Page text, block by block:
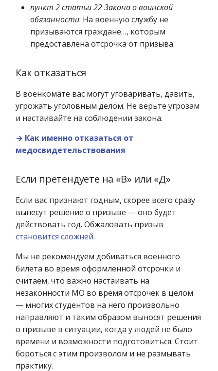
пункт 2 статьи 22 Закона о воинской
обязанности: На военную службу не
призываются граждане…, которым
предоставлена отсрочка от призыва.
Как отказаться
В военкомате вас могут уговаривать, давить,
угрожать уголовным делом. Не верьте угрозам
и настаивайте на соблюдении закона.
→ Как именно отказаться от
медосвидетельствования
Если претендуете на «В» или «Д»
Если вас признают годным, скорее всего сразу
вынесут решение о призыве — оно будет
действовать год. Обжаловать призыв
становится сложней.
Мы не рекомендуем добиваться военного
билета во время оформленной отсрочки и
считаем, что важно настаивать на
незаконности МО во время отсрочек в целом
— многих студентов на него произвольно
направляют и таким образом выносят решения
о призыве в ситуации, когда у людей не было
времени и возможности подготовиться. Стоит
бороться с этим произволом и не размывать
практику.